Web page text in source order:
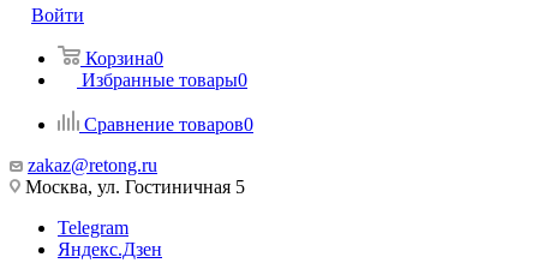
Войти
Корзина0
Избранные товары0
Сравнение товаров0
zakaz@retong.ru
Москва, ул. Гостиничная 5
Telegram
Яндекс.Дзен